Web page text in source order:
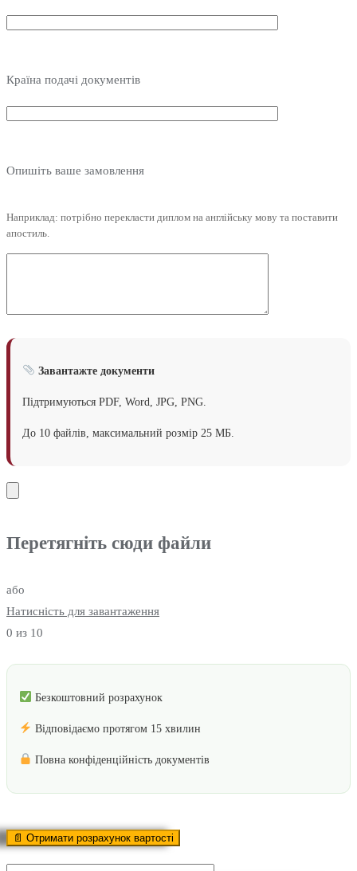
Країна подачі документів
Опишіть ваше замовлення
Наприклад: потрібно перекласти диплом на англійську мову та поставити
апостиль.
Завантажте документи
Підтримуються PDF, Word, JPG, PNG.
До 10 файлів, максимальний розмір 25 МБ.
Перетягніть сюди файли
або
Натисність для завантаження
0 из 10
Безкоштовний розрахунок
Відповідаємо протягом 15 хвилин
Повна конфіденційність документів
Оставьте
это
поле